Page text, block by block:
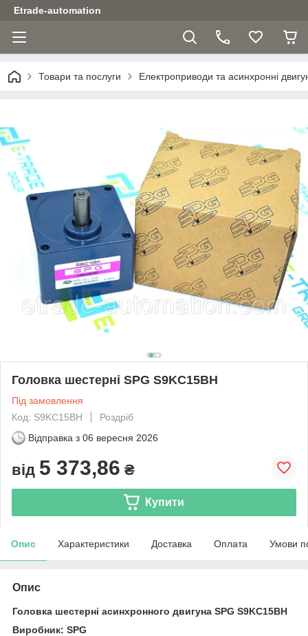
Etrade-automation
Товари та послуги Електроприводи та асинхронні
Головка шестерні SPG S9KC15BH
Під замовлення
Код: S9KC15BH
Роздріб
Відправка з 06 вересня 2026
від 5 373,86 ₴
Купити
Опис Характеристики Доставка Оплата Умови
Опис
Головка шестерні асинхронного двигуна SPG S9KC15BH
Виробник: SPG